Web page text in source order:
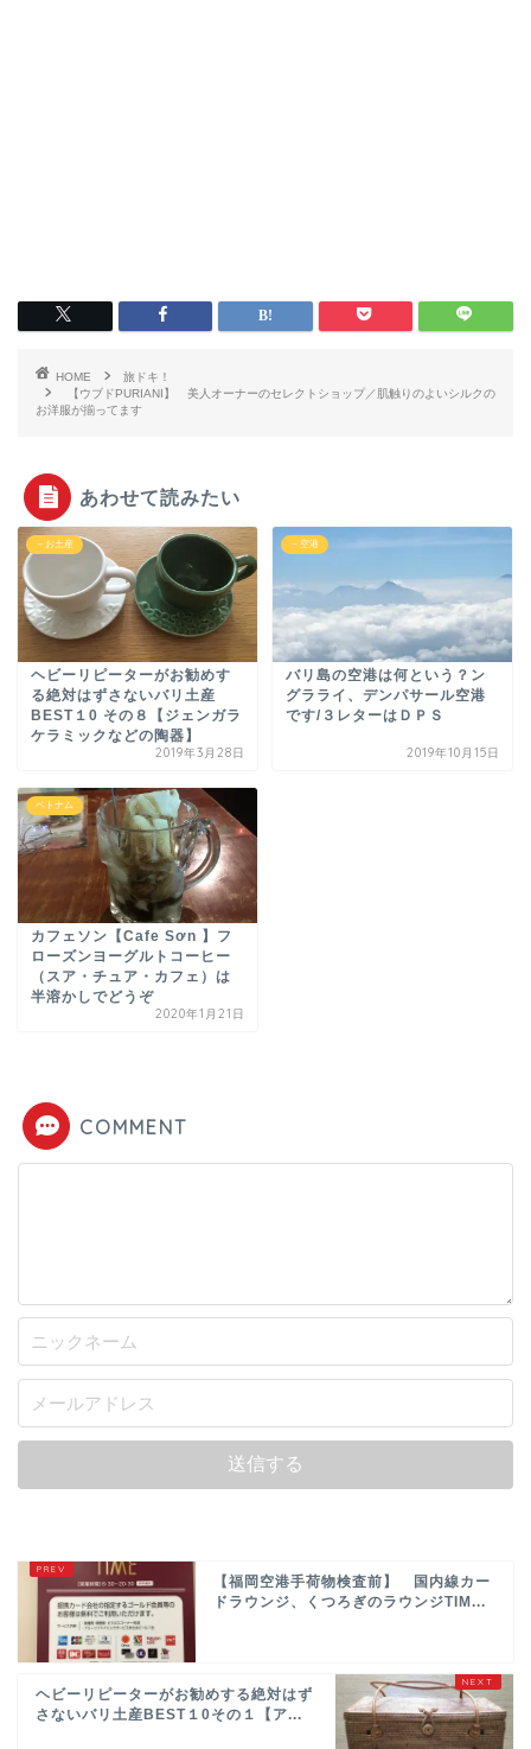
HOME
旅ドキ！
【ウブドPURIANI】 美人オーナーのセレクトショップ／肌触りのよいシルクの
お洋服が揃ってます
あわせて読みたい
－お土産
ヘビーリピーターがお勧めす
る絶対はずさないバリ土産
BEST１0 その８【ジェンガラ
ケラミックなどの陶器】
2019年3月28日
－空港
バリ島の空港は何という？ン
グラライ、デンパサール空港
です/３レターはＤＰＳ
2019年10月15日
ベトナム
カフェソン【Cafe Sơn 】フ
ローズンヨーグルトコーヒー
（スア・チュア・カフェ）は
半溶かしでどうぞ
2020年1月21日
COMMENT
【福岡空港手荷物検査前】 国内線カー
ドラウンジ、くつろぎのラウンジTIM...
ヘビーリピーターがお勧めする絶対はず
さないバリ土産BEST１0その１【ア...